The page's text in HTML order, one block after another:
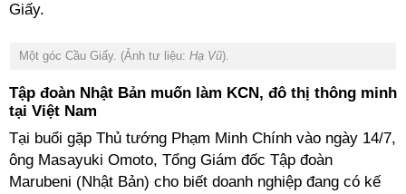
Giấy.
Một góc Cầu Giấy. (Ảnh tư liệu: Hạ Vũ).
Tập đoàn Nhật Bản muốn làm KCN, đô thị thông minh
tại Việt Nam
Tại buổi gặp Thủ tướng Phạm Minh Chính vào ngày 14/7,
ông Masayuki Omoto, Tổng Giám đốc Tập đoàn
Marubeni (Nhật Bản) cho biết doanh nghiệp đang có kế